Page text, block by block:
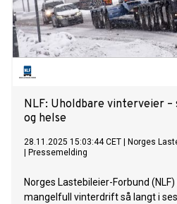
NLF: Uholdbare vinterveier
og helse
28.11.2025 15:03:44 CET
Norges
Pressemelding
Norges Lastebileier-Forbund
mangelfull vinterdrift så langt i